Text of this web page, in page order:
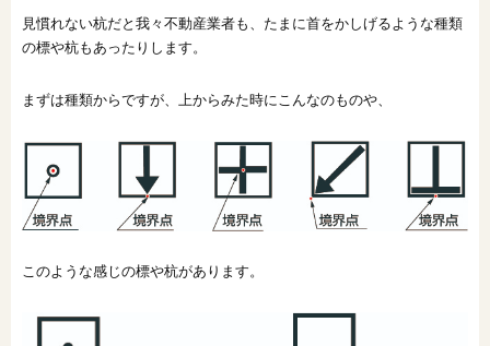
見慣れない杭だと我々不動産業者も、たまに首をかしげるような種類
の標や杭もあったりします。
まずは種類からですが、上からみた時にこんなのものや、
このような感じの標や杭があります。